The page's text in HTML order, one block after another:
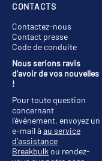
CONTACTS
Contactez-nous
Contact presse
Code de conduite
Nous serions ravis
d'avoir de vos nouvelles
!
Pour toute question
concernant
l'événement, envoyez un
e-mail àau service
d'assistance
Breakbulk ou rendez-